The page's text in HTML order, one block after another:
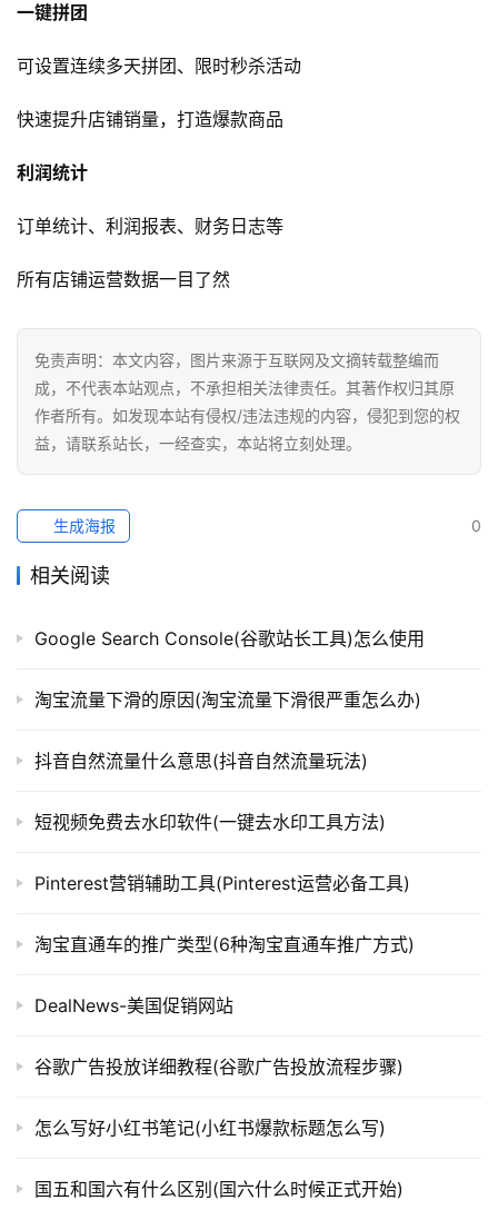
营
跨
导
一键拼团
可设置连续多天拼团、限时秒杀活动
快速提升店铺销量，打造爆款商品
利润统计
订单统计、利润报表、财务日志等
所有店铺运营数据一目了然
免责声明：本文内容，图片来源于互联网及文摘转载整编而
成，不代表本站观点，不承担相关法律责任。其著作权归其原
作者所有。如发现本站有侵权/违法违规的内容，侵犯到您的权
益，请联系站长，一经查实，本站将立刻处理。
0
生成海报
相关阅读
Google Search Console(谷歌站长工具)怎么使用
淘宝流量下滑的原因(淘宝流量下滑很严重怎么办)
抖音自然流量什么意思(抖音自然流量玩法)
短视频免费去水印软件(一键去水印工具方法)
Pinterest营销辅助工具(Pinterest运营必备工具)
淘宝直通车的推广类型(6种淘宝直通车推广方式)
DealNews-美国促销网站
谷歌广告投放详细教程(谷歌广告投放流程步骤)
怎么写好小红书笔记(小红书爆款标题怎么写)
国五和国六有什么区别(国六什么时候正式开始)